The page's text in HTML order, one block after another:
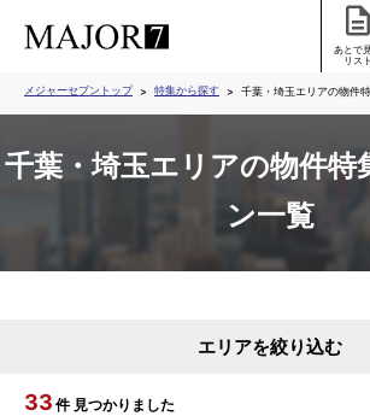
あとで
リスト
メジャーセブントップ 特集から探す 千葉・埼玉エリアの物件
千葉・埼玉エリアの物件特
ン一覧
エリアを絞り込む
33 件 見つかりました